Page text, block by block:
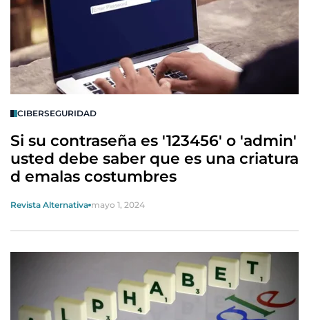
CIBERSEGURIDAD
Si su contraseña es '123456' o 'admin'
usted debe saber que es una criatura
d emalas costumbres
Revista Alternativa mayo 1, 2024